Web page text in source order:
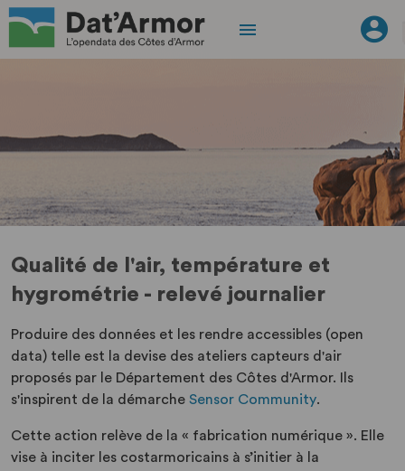
Qualité de l'air, température et
hygrométrie - relevé journalier
Produire des données et les rendre accessibles (open
data) telle est la devise des ateliers capteurs d'air
proposés par le Département des Côtes d'Armor. Ils
s'inspirent de la démarche Sensor Community.
Cette action relève de la « fabrication numérique ». Elle
vise à inciter les costarmoricains à s’initier à la